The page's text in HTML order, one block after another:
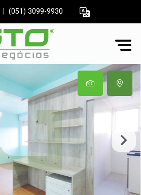
(051) 3099-9930